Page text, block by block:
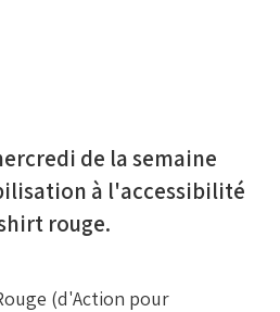
de la semaine
à l'accessibilité
rouge.
(d'Action pour